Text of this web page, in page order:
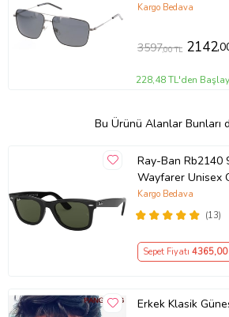
Kargo Bedava
3597,00 TL 2142
228,48 TL'den
Bu Ürünü Alanlar Bunları
Ray-Ban Rb2140
Wayfarer Unisex
(13)
Kargo Bedava
Sepet Fiyatı 4365,00
Erkek Klasik